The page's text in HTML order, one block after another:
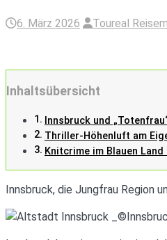
6. März 2026 Toureal
Inhaltsübersicht
Innsbruck und
Thriller-Höhenluft am
Knitcrime im Blauen
Innsbruck, die Jungfrau Region